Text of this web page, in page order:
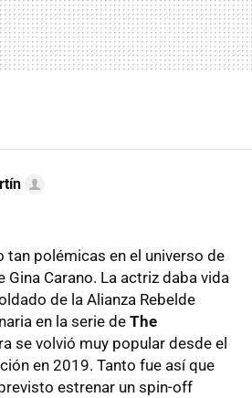
tan polémicas en el universo de
Gina Carano. La actriz daba vida
de la Alianza Rebelde
en la serie de The
se volvió muy popular desde el
en 2019. Tanto fue así que
estrenar un spin-off